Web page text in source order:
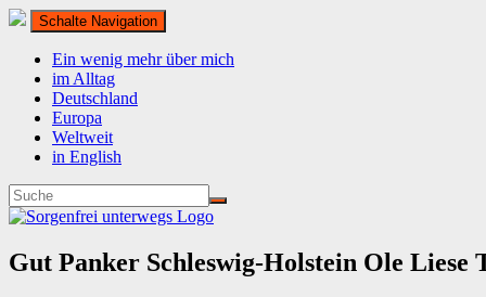
Schalte Navigation
Ein wenig mehr über mich
im Alltag
Deutschland
Europa
Weltweit
in English
Gut Panker Schleswig-Holstein Ole Liese